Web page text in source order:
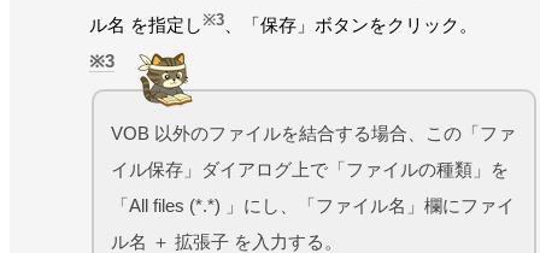
ル名 を指定し※3 、「保存」ボタンをクリック。
3
VOB 以外のファイルを結合する場合、この「ファ
イル保存」ダイアログ上で「ファイルの種類」を
「All files (*.*) 」にし、「ファイル名」欄にファイ
ル名 ＋ 拡張子 を入力する。